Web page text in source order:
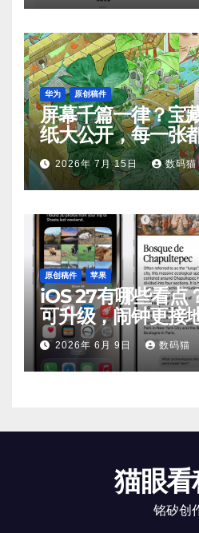
华为 原创稿件
屏幕千篇一律？宝
纸大公开，每一张
2026年 7月 15日 数码猫
原创稿件 苹果
iOS 27有哪些看点
可升级，闹钟更接
持2026年 6月 9日 数码猫
猫眼
铭矽创